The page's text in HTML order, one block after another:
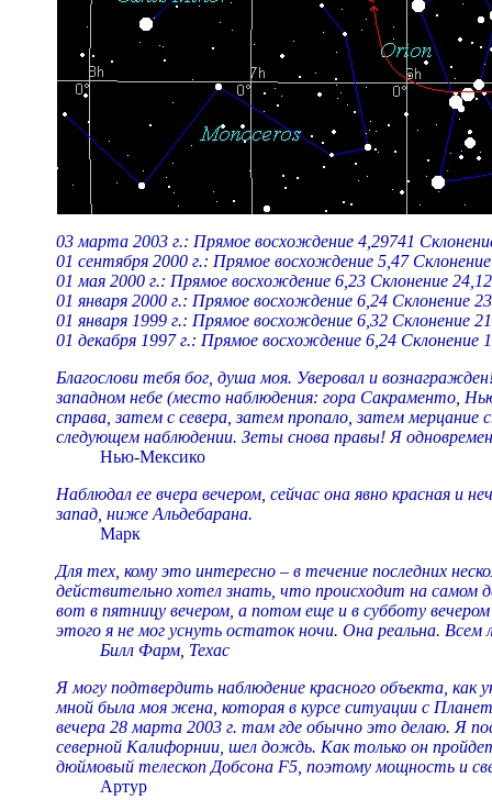
03 марта 2003 г.: Прямое восхождение 4,29741
01 сентября 2000 г.: Прямое восхождение 5,47
01 мая 2000 г.: Прямое восхождение 6,23 Склонение 24,12
01 января 2000 г.: Прямое восхождение 6,24 Склонение
01 января 1999 г.: Прямое восхождение 6,32 Склонение
01 декабря 1997 г.: Прямое восхождение 6,24 Склонение
Благослови тебя бог, душа моя. Уверовал и
западном небе (место наблюдения: гора Сакраменто,
справа, затем с севера, затем пропало, затем
следующем наблюдении. Зеты снова правы! Я
Нью-Мексико
Наблюдал ее вчера вечером, сейчас она явно красная и
запад, ниже Альдебарана.
Марк
Для тех, кому это интересно – в течение последних
действительно хотел знать, что происходит на самом
вот в пятницу вечером, а потом еще и в субботу
этого я не мог уснуть остаток ночи. Она реальна. Всем
Билл Фарм, Техас
Я могу подтвердить наблюдение красного объекта,
мной была моя жена, которая в курсе ситуации с
вечера 28 марта 2003 г. там где обычно это делаю. Я
северной Калифорнии, шел дождь. Как только он
дюймовый телескоп Добсона F5, поэтому мощность и
Артур